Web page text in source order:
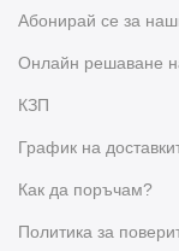
Абонирай се за
Oнлайн решаване
КЗП
График на
Как да поръчам?
Политика за